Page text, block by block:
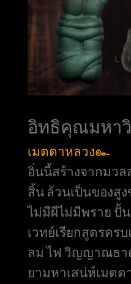
อิทธิคุณมหา
เมตตาหลวง๛
อิ่นนี้สร้างจากมวล
สิ้น ล้วนเป็นของสู
ไม่มีผีไม่มีพราย ปั้น
เวทย์เรียกสูตรคร
ลม ไฟ วิญญาณธา
ยามหาเสน่ห์เมต